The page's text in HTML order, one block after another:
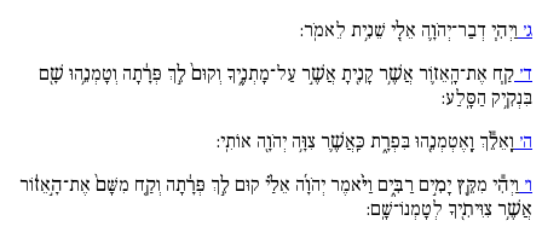
ג׳ וַיְהִ֧י דְבַר־יְהֹוָ֛ה אֵלַ֖י שֵׁנִ֥ית לֵאמֹֽר:
ד׳ קַ֧ח אֶת־הָֽאֵז֛וֹר אֲשֶׁ֥ר קָנִ֖יתָ אֲשֶׁ֣ר עַל־מָתְנֶ֑יךָ וְקוּם֙ לֵ֣ךְ פְּרָ֔תָה וְטָמְנֵ֥הוּ שָׁ֖ם
בִּנְקִ֥יק הַסָּֽלַע:
ה׳ וָֽאֵלֵ֕ךְ וָֽאֶטְמְנֵ֖הוּ בִּפְרָ֑ת כַּֽאֲשֶׁ֛ר צִוָּ֥ה יְהֹוָ֖ה אוֹתִֽי:
ו׳ וַיְהִ֕י מִקֵּ֖ץ יָמִ֣ים רַבִּ֑ים וַיֹּ֨אמֶר יְהֹוָ֜ה אֵלַ֗י קוּם לֵ֣ךְ פְּרָ֔תָה וְקַ֚ח מִשָּׁם֙ אֶת־הָ֣אֵז֔וֹר
אֲשֶׁ֥ר צִוִּיתִ֖יךָ לְטָמְנוֹ־שָֽׁם: